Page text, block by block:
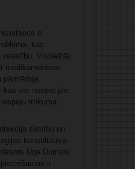
ir
kas
veselību. Visbiežāk
medikamentiem
pārmērīga
kas var novest pie
trūkuma.
slimību un
konsultatīvā
Uga Dumpis
ir